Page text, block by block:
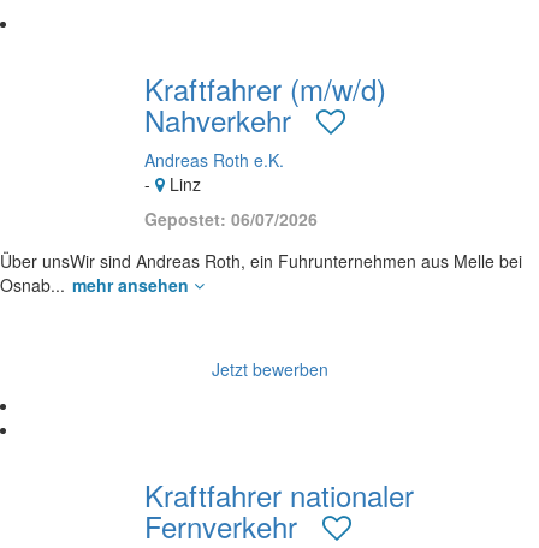
Kraftfahrer (m/w/d)
Nahverkehr
Andreas Roth e.K.
-
Linz
Gepostet: 06/07/2026
Jetzt bewerben
Über unsWir sind Andreas Roth, ein Fuhrunternehmen aus Melle bei
Osnab... mehr ansehen
Kraftfahrer nationaler
Fernverkehr